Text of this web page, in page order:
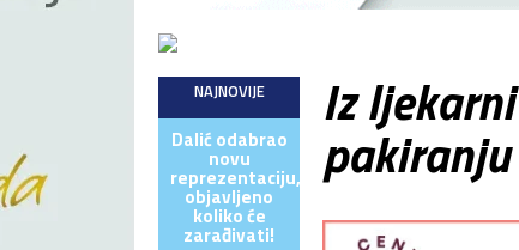
NAJNOVIJE
Dalić odabrao
novu
reprezentaciju,
objavljeno
koliko će
zarađivati!
Iz